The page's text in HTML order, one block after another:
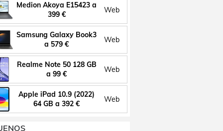
Medion Akoya E15423 a
399 €
Web
Samsung Galaxy Book3
a 579 €
Web
Realme Note 50 128 GB
a 99 €
Web
Apple iPad 10.9 (2022)
64 GB a 392 €
Web